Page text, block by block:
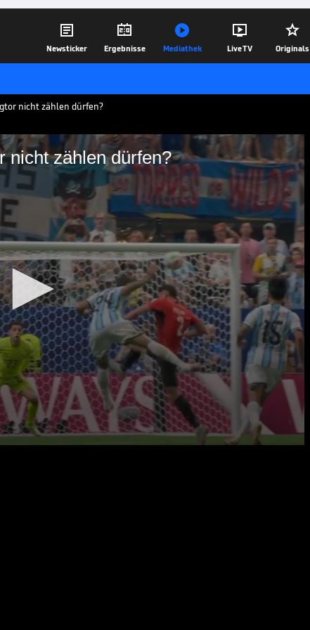

Newsticker

Ergebnisse

Mediathek

Live TV

Originals
nicht zählen dürfen?
nicht zählen dürfen?
gar nicht zählen
Außenseiter Ägypten am Rande einer
Gauchos spektakulär in der
07.07.26